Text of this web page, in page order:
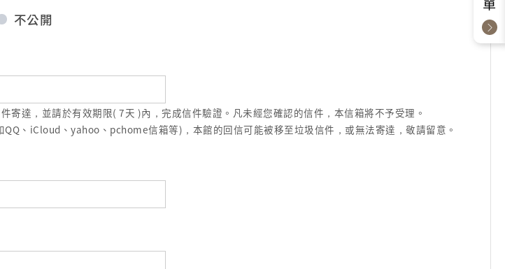
不公開
寄達，並請於有效期限( 7天 )內，完成信件驗證。凡未經您確認的信件，本信箱將不予受理。
、iCloud、yahoo、pchome信箱等)，本館的回信可能被移至垃圾信件，或無法寄達，敬請留意。